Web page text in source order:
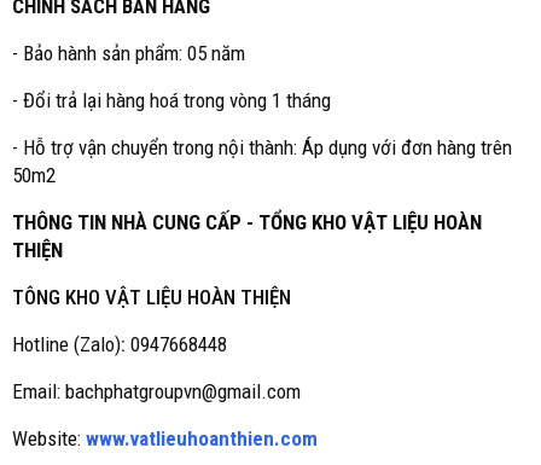
CHÍNH SÁCH BÁN HÀNG
- Bảo hành sản phẩm: 05 năm
- Đổi trả lại hàng hoá trong vòng 1 tháng
- Hỗ trợ vận chuyển trong nội thành: Áp dụng với đơn hàng trên
50m2
THÔNG TIN NHÀ CUNG CẤP - TỔNG KHO VẬT LIỆU HOÀN
THIỆN
TÔNG KHO VẬT LIỆU HOÀN THIỆN
Hotline (Zalo): 0947668448
Email: bachphatgroupvn@gmail.com
Website: www.vatlieuhoanthien.com